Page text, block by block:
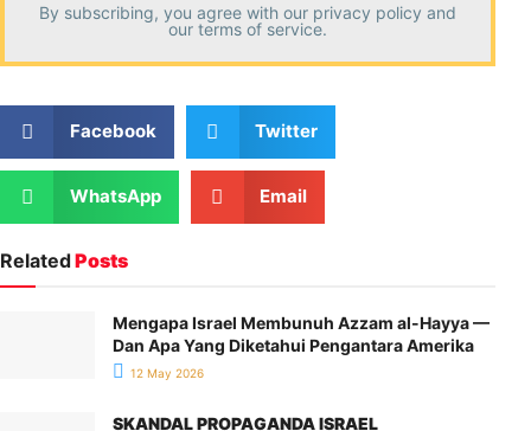
By subscribing, you agree with our privacy policy and
our terms of service.
Facebook Twitter
WhatsApp Email
RelatedPosts
Mengapa Israel Membunuh Azzam al-Hayya —
Dan Apa Yang Diketahui Pengantara Amerika
12 May 2026
SKANDAL PROPAGANDA ISRAEL